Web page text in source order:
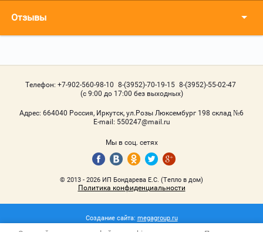
Отзывы
Телефон: +7-902-560-98-10 8-(3952)-70-19-15 8-(3952)-55-02-47
(с 9:00 до 17:00 без выходных)
Адрес: 664040 Россия, Иркутск, ул.Розы Люксембург 198 склад №6
Е-mail: 550247@mail.ru
Мы в соц. сетях
© 2013 - 2026 ИП Бондарева Е.С. (Тепло в дом)
Политика конфиденциальности
Создание сайта: megagroup.ru